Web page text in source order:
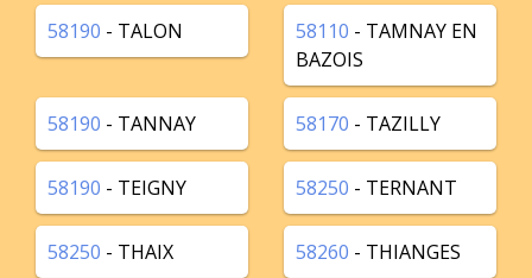
58190 - TALON 58110 - TAMNAY EN
BAZOIS
58190 - TANNAY 58170 - TAZILLY
58190 - TEIGNY 58250 - TERNANT
58250 - THAIX 58260 - THIANGES